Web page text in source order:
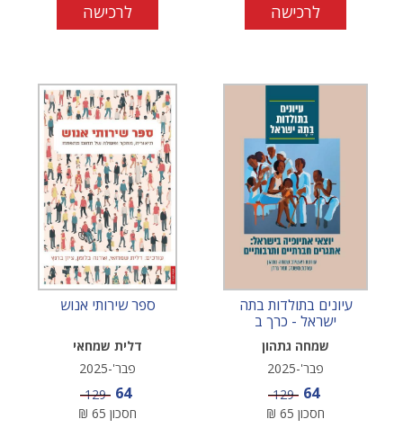
לרכישה לרכישה
עיונים בתולדות בתה
ישראל - כרך ב
שמחה גתהון
פבר'-2025
מחיר מבצע
64 מחיר
129
חסכון 65
₪
ספר שירותי אנוש
דלית שמחאי
פבר'-2025
מחיר מבצע
64 מחיר
129
חסכון 65
₪